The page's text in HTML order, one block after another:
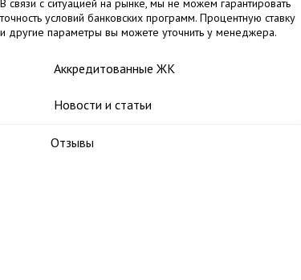
В связи с ситуацией на рынке, мы не можем гарантировать
точность условий банковских программ. Процентную ставку
и другие параметры вы можете уточнить у менеджера.
Аккредитованные ЖК
Новости и статьи
Отзывы